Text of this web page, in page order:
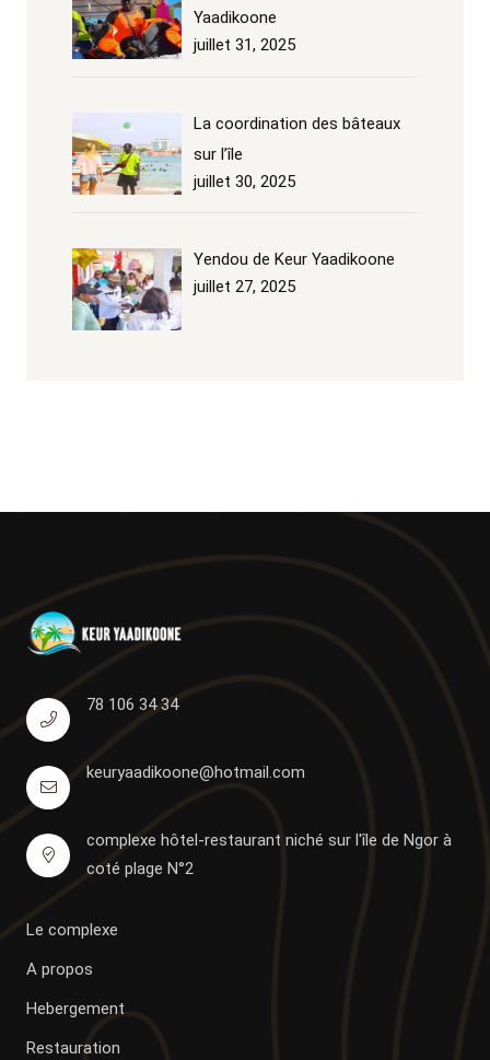
Yaadikoone
juillet 31, 2025
La coordination des bâteaux
sur l’île
juillet 30, 2025
Yendou de Keur Yaadikoone
juillet 27, 2025
78 106 34 34
keuryaadikoone@hotmail.com
complexe hôtel-restaurant niché sur l'île de Ngor à
coté plage N°2
Le complexe
A propos
Hebergement
Restauration